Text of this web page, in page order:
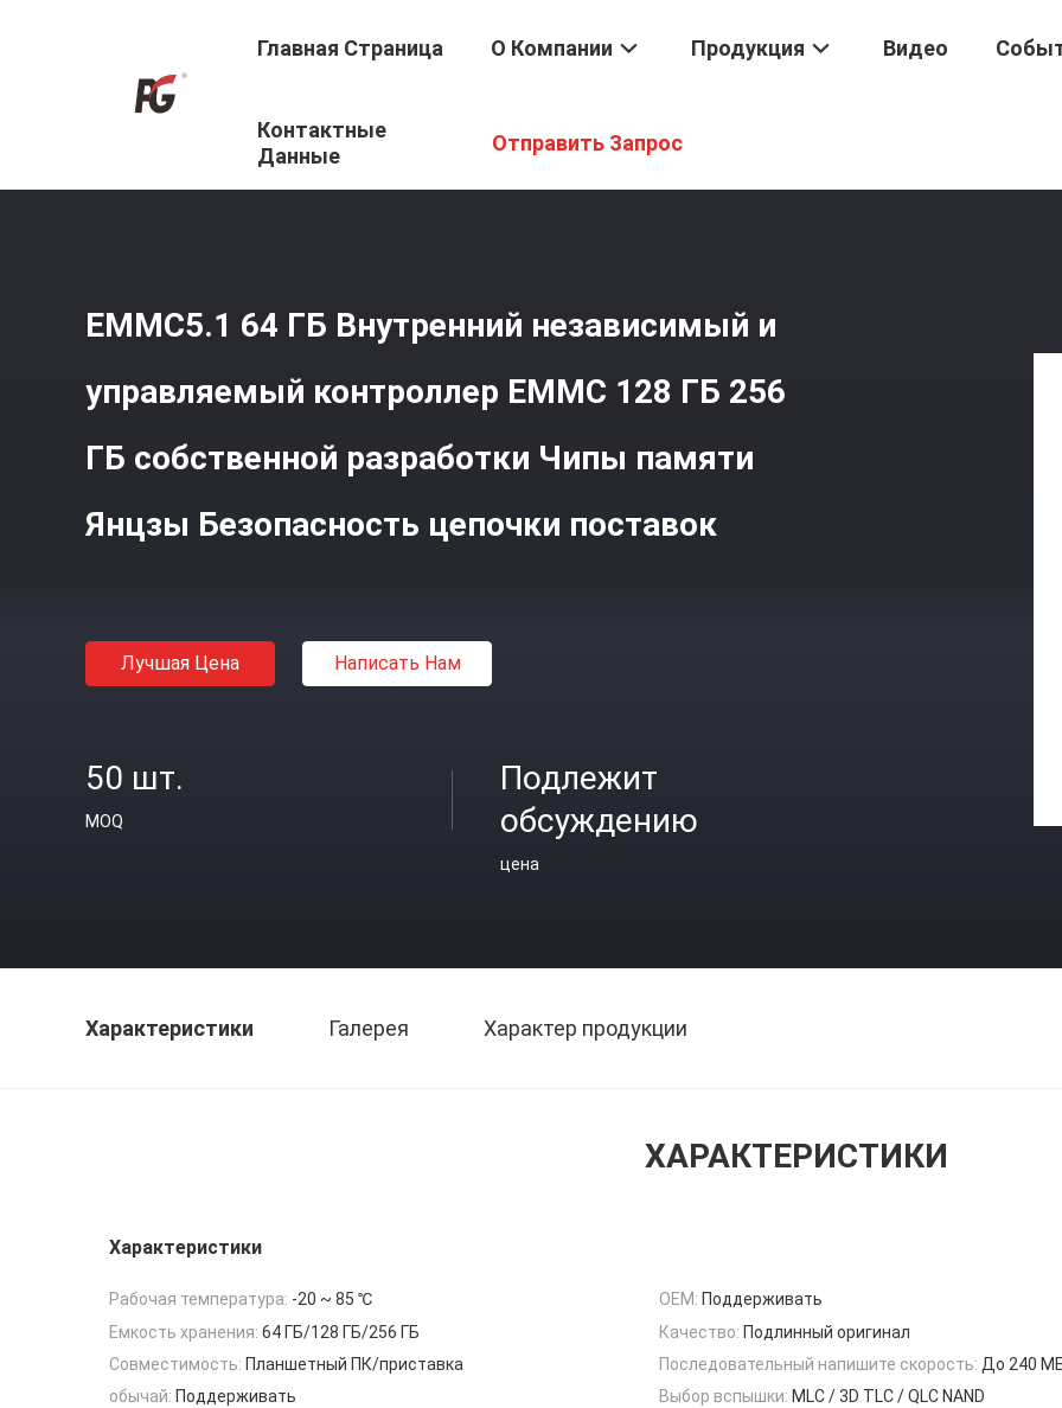
Главная Страница О Компании Продукция Видео
Контактные
Данные
Отправить Запрос
Продукция / EMMC5.1
Янцзы Безопасность Цепочки Поставок
EMMC5.1 64 ГБ Внутренний независимый и
управляемый контроллер EMMC 128 ГБ 256
ГБ собственной разработки Чипы памяти
Янцзы Безопасность цепочки поставок
Лучшая Цена Написать Нам
50 шт.
MOQ
Подлежит
обсуждению
цена
Характеристики Галерея Характер продукции
ХАРАКТЕРИСТИКИ
Характеристики
Рабочая температура: -20 ~ 85 ℃ OEM: Поддерживать
Емкость хранения: 64 ГБ/128 ГБ/256 ГБ Качество: Подлинный оригинал
Совместимость: Планшетный ПК/приставка Последовательный напишите скорость: До 240
обычай: Поддерживать Выбор вспышки: MLC / 3D TLC / QLC NAND